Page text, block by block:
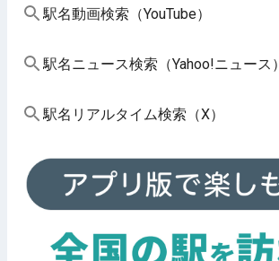
駅名動画検索（YouTube）
駅名ニュース検索（Yahoo!ニュース）
駅名リアルタイム検索（X）